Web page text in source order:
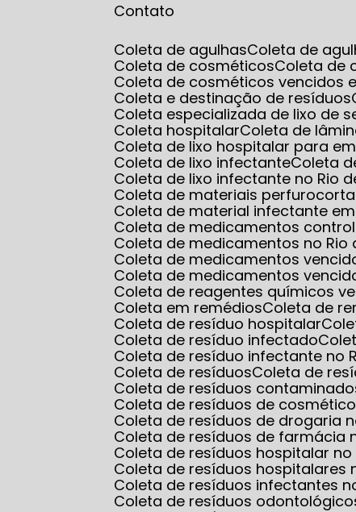
Contato
Coleta de agulhas
Coleta de
Coleta de cosméticos
Coleta
Coleta de cosméticos vencidos
Coleta e destinação de resíduos
Coleta especializada de lixo de
Coleta hospitalar
Coleta de
Coleta de lixo hospitalar para
Coleta de lixo infectante Coleta
Coleta de lixo infectante no Rio
Coleta de materiais
Coleta de material infectante
Coleta de medicamentos
Coleta de medicamentos no Rio
Coleta de medicamentos
Coleta de medicamentos
Coleta de reagentes químicos
Coleta em remédios
Coleta de
Coleta de resíduo hospitalar
Coleta de resíduo infectado
Coleta de resíduo infectante no
Coleta de resíduos
Coleta de
Coleta de resíduos
Coleta de resíduos de
Coleta de resíduos de drogaria
Coleta de resíduos de farmácia
Coleta de resíduos hospitalar
Coleta de resíduos hospitalares
Coleta de resíduos infectantes
Coleta de resíduos